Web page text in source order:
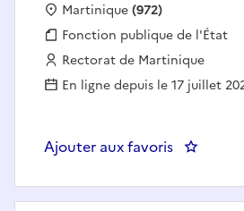
Localisation :
Martinique(972)
Fonction publique :
Fonction publique de l'État
Employeur :
Rectorat de Martinique
En ligne depuis le 17 juillet
Ajouter aux favoris :